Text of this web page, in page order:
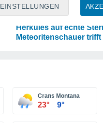
EINSTELLUNGEN
ASTRONOMIE
Das Sternbild Löwe:
Herkules auf echte
Meteoritenschauer trifft
Crans Montana
23° 9°